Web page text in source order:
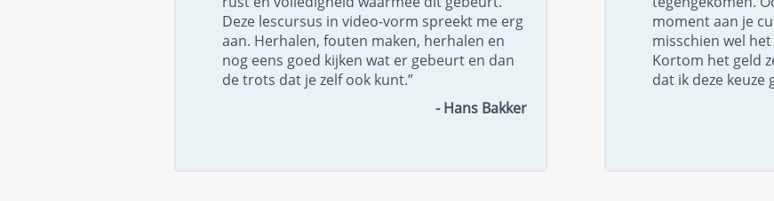
Deze lescursus in video-vorm spreekt me erg
aan. Herhalen, fouten maken, herhalen en
nog eens goed kijken wat er gebeurt en dan
de trots dat je zelf ook kunt.”
- Hans Bakker
moment aan je
misschien wel
Kortom het geld
dat ik deze keuze